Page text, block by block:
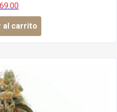
69.00
al carrito